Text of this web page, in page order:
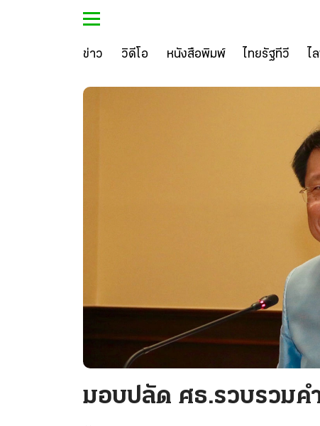
ข่าว วิดีโอ หนังสือพิมพ์ ไทยรัฐทีวี ไ
มอบปลัด ศธ.รวบรวมค